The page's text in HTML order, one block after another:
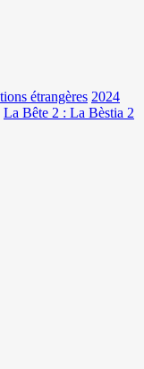
étrangères 2024
La Bête 2 : La Bèstia 2